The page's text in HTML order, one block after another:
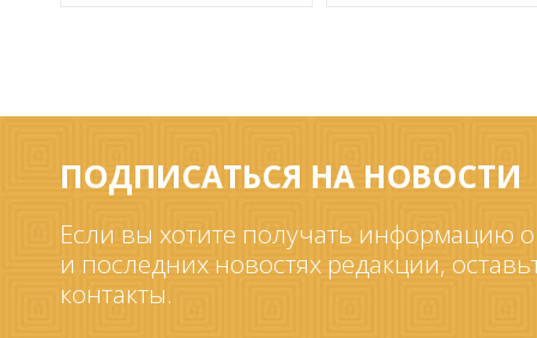
ПОДПИСАТЬСЯ НА НОВОСТИ
Если вы хотите получать информацию
и последних новостях редакции,
контакты.